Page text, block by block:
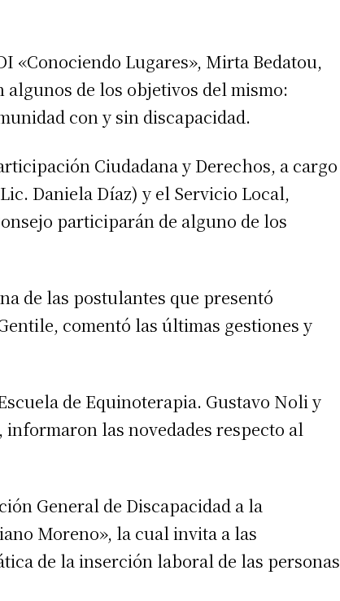
gratis
electrónico*
«Conociendo Lugares», Mirta Bedatou,
de los objetivos del mismo:
con y sin discapacidad.
Ciudadana y Derechos, a cargo
Daniela Díaz) y el Servicio Local,
participarán de alguno de los
de las postulantes que presentó
comentó las últimas gestiones y
de Equinoterapia. Gustavo Noli y
las novedades respecto al
General de Discapacidad a la
Moreno», la cual invita a las
de la inserción laboral de las personas